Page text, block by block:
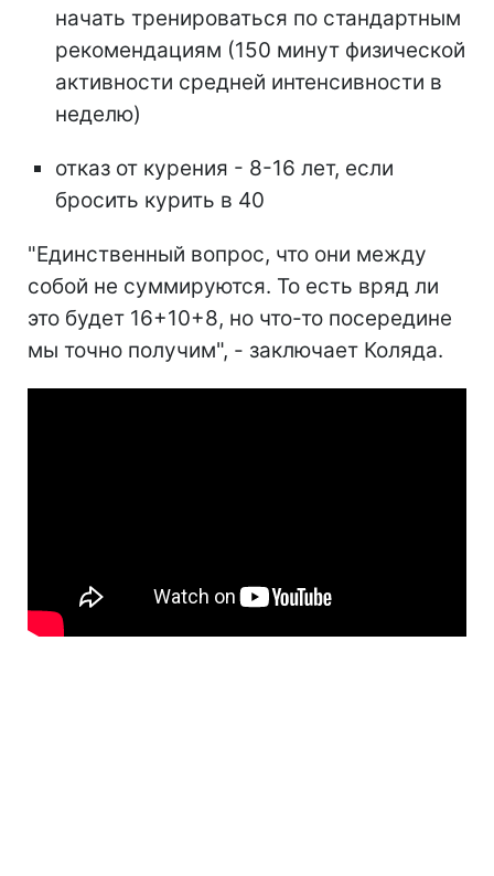
начать тренироваться по стандартным
рекомендациям (150 минут физической
активности средней интенсивности в
неделю)
отказ от курения - 8-16 лет, если
бросить курить в 40
"Единственный вопрос, что они между
собой не суммируются. То есть вряд ли
это будет 16+10+8, но что-то посередине
мы точно получим", - заключает Коляда.